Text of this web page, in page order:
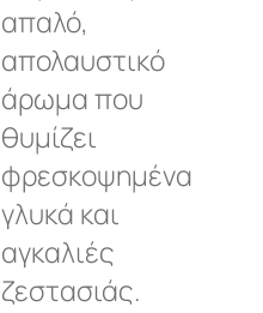
απαλό,
απολαυστικό
άρωμα που
θυμίζει
φρεσκοψημένα
γλυκά και
αγκαλιές
ζεστασιάς.